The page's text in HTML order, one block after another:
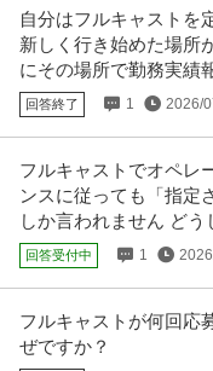
訓練
株式会社Kaien/Kaien上野
正社員 交通費支給 昇給あ
月給31.8万円〜38.9万円
自立訓練事業所にてサービ
自分はフルキャストを
新しく行き始めた場所
にその場所で勤務実績
回答終了 1 2026/
フルキャストでオペレ
ンスに従っても「指定
しか言われません ど
回答受付中 1
フルキャストが何回応
ぜですか？